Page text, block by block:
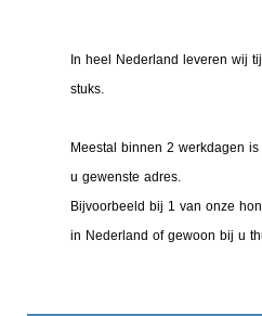
In heel Nederland leveren wij
stuks.
Meestal binnen 2 werkdagen
u gewenste adres.
Bijvoorbeeld bij 1 van onze
in Nederland of gewoon bij u